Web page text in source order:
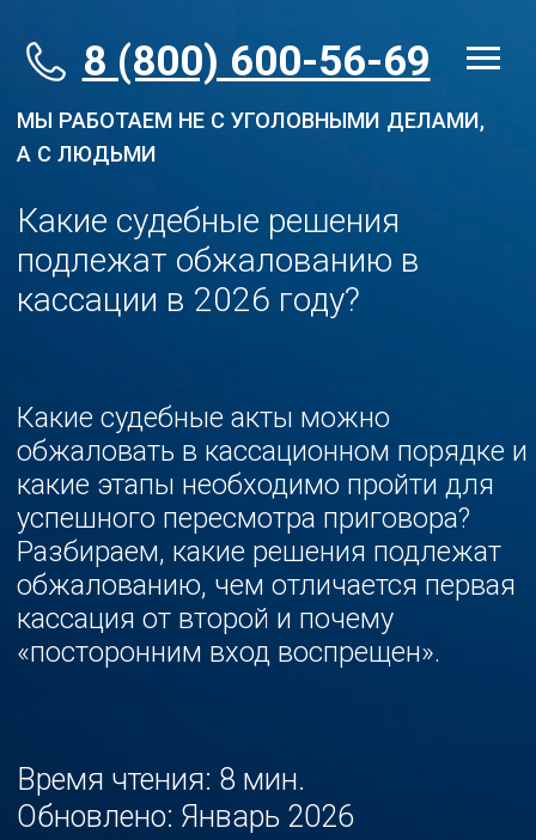
Какие судебные решения
кассации в 2026 году?
Какие судебные акты можно
обжаловать в кассационном порядке и
обжалованию, чем отличается первая
кассация от второй и почему
«посторонним вход воспрещен».
Время чтения: 8 мин.
Обновлено: Январь 2026
Эксперт: Василий Войц
МЫ РАБОТАЕМ НЕ С УГОЛОВНЫМИ ДЕЛАМИ,
А С ЛЮДЬМИ
8 (800) 600-56-69
Перейти к статье ↓